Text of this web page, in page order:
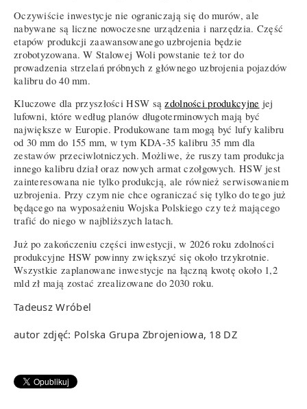
Oczywiście inwestycje nie ograniczają się do murów, ale
nabywane są liczne nowoczesne urządzenia i narzędzia. Część
etapów produkcji zaawansowanego uzbrojenia będzie
zrobotyzowana. W Stalowej Woli powstanie też tor do
prowadzenia strzelań próbnych z głównego uzbrojenia pojazdów
kalibru do 40 mm.
Kluczowe dla przyszłości HSW sązdolności produkcyjne jej
lufowni, które według planów długoterminowych mają być
największe w Europie. Produkowane tam mogą być lufy kalibru
od 30 mm do 155 mm, w tym KDA-35 kalibru 35 mm dla
zestawów przeciwlotniczych. Możliwe, że ruszy tam produkcja
innego kalibru dział oraz nowych armat czołgowych. HSW jest
zainteresowana nie tylko produkcją, ale również serwisowaniem
uzbrojenia. Przy czym nie chce ograniczać się tylko do tego już
będącego na wyposażeniu Wojska Polskiego czy też mającego
trafić do niego w najbliższych latach.
Już po zakończeniu części inwestycji, w 2026 roku zdolności
produkcyjne HSW powinny zwiększyć się około trzykrotnie.
Wszystkie zaplanowane inwestycje na łączną kwotę około 1,2
mld zł mają zostać zrealizowane do 2030 roku.
Tadeusz Wróbel
autor zdjęć: Polska Grupa Zbrojeniowa, 18 DZ